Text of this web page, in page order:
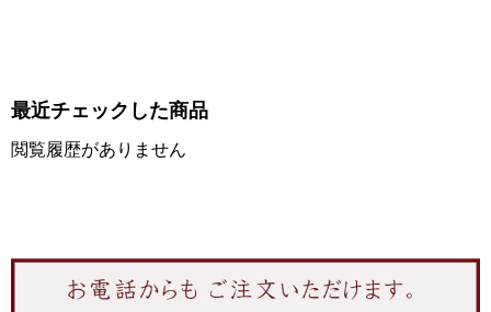
最近チェックした商品
閲覧履歴がありません